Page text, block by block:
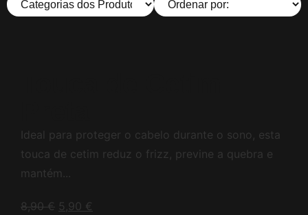
Ideal para proteger o cabelo durante o sono, esta
touca de cetim reduz o frizz, previne a quebra e
mantém...
8,90€ 5,90 €